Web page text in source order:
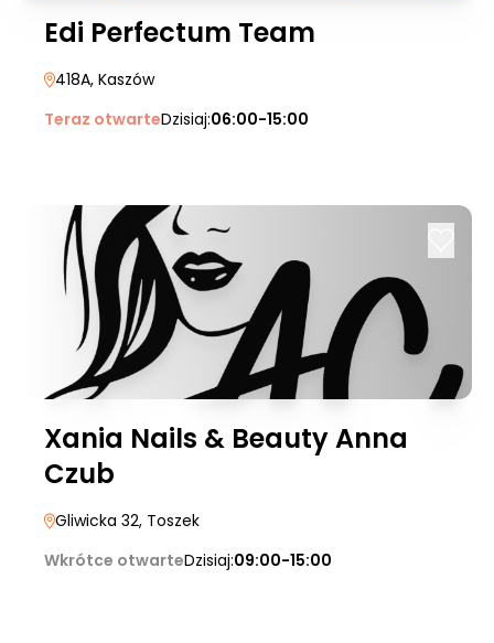
Edi Perfectum Team
418A, Kaszów
Teraz otwarteDzisiaj:06:00-15:00
Xania Nails & Beauty Anna
Czub
Gliwicka 32, Toszek
Wkrótce otwarteDzisiaj:09:00-15:00